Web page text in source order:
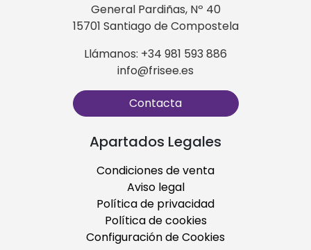
General Pardiñas, Nº 40
15701 Santiago de Compostela
Llámanos: +34 981 593 886
info@frisee.es
Contacta
Apartados Legales
Condiciones de venta
Aviso legal
Política de privacidad
Política de cookies
Configuración de Cookies